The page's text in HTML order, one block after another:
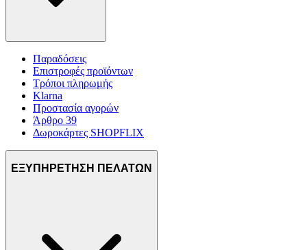
Παραδόσεις
Επιστροφές προϊόντων
Τρόποι πληρωμής
Klarna
Προστασία αγορών
Άρθρο 39
Δωροκάρτες SHOPFLIX
ΕΞΥΠΗΡΕΤΗΣΗ ΠΕΛΑΤΩΝ